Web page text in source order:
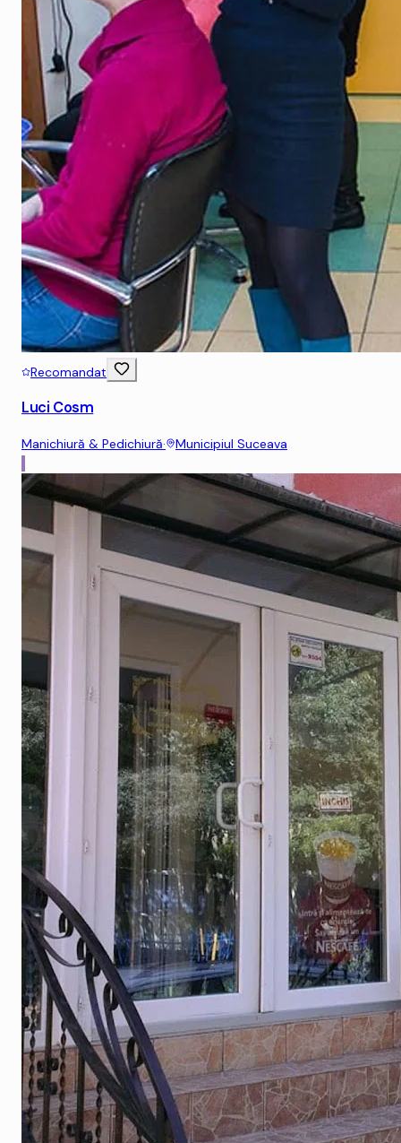
Recomandat
Luci Cosm
Manichiură & Pedichiură· Municipiul Suceava